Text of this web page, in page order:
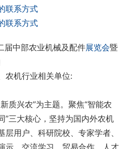
联系方式
联系方式
届中部农业机械及配件展览会暨
农机行业相关单位:
质兴农”为主题。聚焦“智能农
”三大核心，坚持为国内外农机
用户、科研院校、专家学者、
示、交流学习、贸易合作、人才